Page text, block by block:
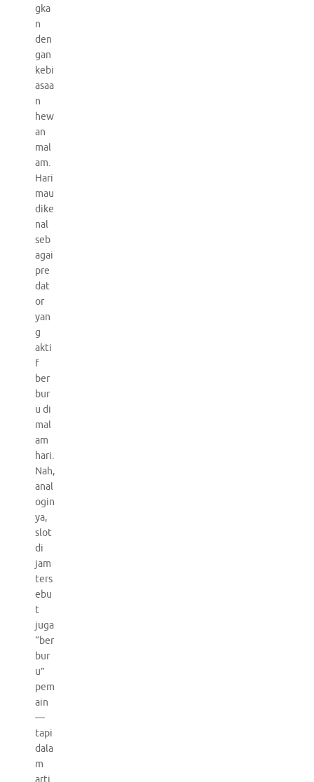
gka
n
den
gan
kebi
asaa
n
hew
an
mal
am.
Hari
mau
dike
nal
seb
agai
pre
dat
or
yan
g
akti
f
ber
bur
u di
mal
am
hari.
Nah,
anal
ogin
ya,
slot
di
jam
ters
ebu
t
juga
“ber
bur
u”
pem
ain
—
tapi
dala
m
arti